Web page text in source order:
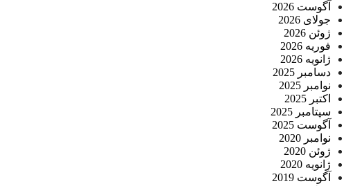
آگوست 2026
جولای 2026
ژوئن 2026
فوریه 2026
ژانویه 2026
دسامبر 2025
نوامبر 2025
اکتبر 2025
سپتامبر 2025
آگوست 2025
نوامبر 2020
ژوئن 2020
ژانویه 2020
آگوست 2019